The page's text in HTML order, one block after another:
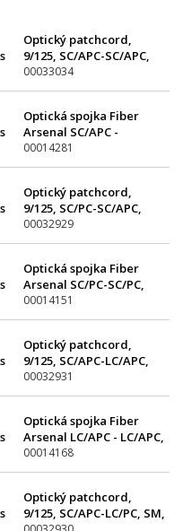
Optický patchcord,
9/125, SC/APC-SC/APC,
SM, simplex, 10m
00033034
Optická spojka Fiber
Arsenal SC/APC -
SC/APC, SM, simplex
00014281
Optický patchcord,
9/125, SC/PC-SC/APC,
SM, simplex, 10m
00032929
Optická spojka Fiber
Arsenal SC/PC-SC/PC,
SM, simplex
00014151
Optický patchcord,
9/125, SC/APC-LC/APC,
SM, simplex, 10m
00032931
Optická spojka Fiber
Arsenal LC/APC - LC/APC,
SM, duplex
00014168
Optický patchcord,
9/125, SC/APC-LC/PC, SM,